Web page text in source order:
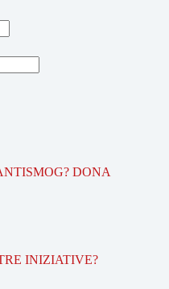
DONA
INIZIATIVE?